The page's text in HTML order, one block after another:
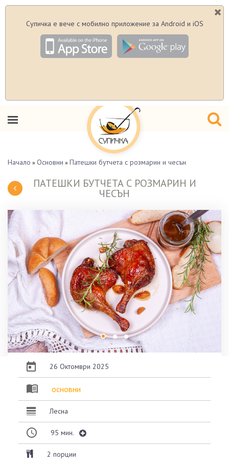
Супичка е вече с мобилно приложение за Android и iOS
Начало » Основни » Патешки бутчета с розмарин и чесън
ПАТЕШКИ БУТЧЕТА С РОЗМАРИН И
ЧЕСЪН
26 Октомври 2025
основни
Лесна
95 мин.
2 порции